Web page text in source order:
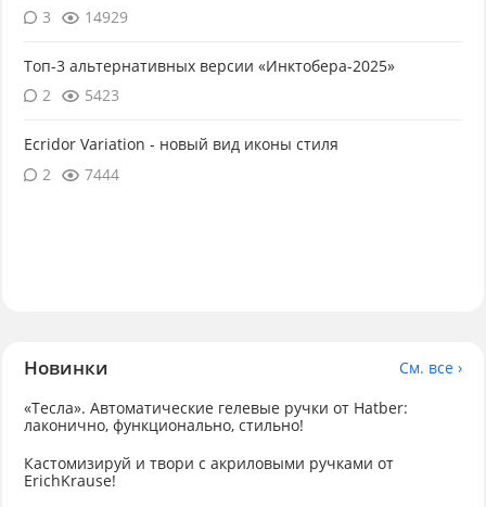
3
14929
Топ-3 альтернативных версии «Инктобера-2025»
2
5423
Ecridor Variation - новый вид иконы стиля
2
7444
Новинки
См. все ›
«Тесла». Автоматические гелевые ручки от Hatber:
лаконично, функционально, стильно!
Кастомизируй и твори с акриловыми ручками от
ErichKrause!